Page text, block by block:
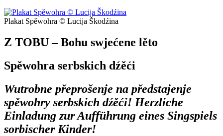
Plakat Spěwohra © Lucija Škodźina
Z TOBU – Bohu swjećene lěto
Spěwohra serbskich dźěći
Wutrobne přeprošenje na předstajenje
spěwohry serbskich dźěći! Herzliche
Einladung zur Aufführung eines Singspiels
sorbischer Kinder!